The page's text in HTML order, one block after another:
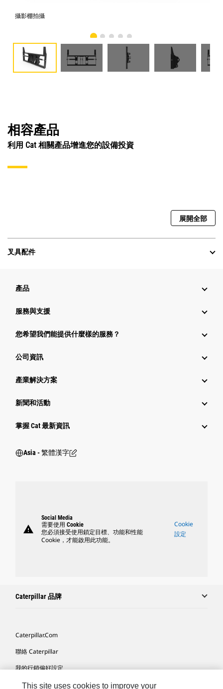
攝影棚拍攝
相容產品
利用 Cat 相關產品增進您的設備投資
展開全部
叉具配件
產品
服務與支援
您希望我們能提供什麼樣的服務？
公司資訊
產業解決方案
新聞和活動
掌握 Cat 最新資訊
Asia - 繁體漢字
warning
Social Media
需要使用 Cookie
您必須接受使用鎖定目標、功能和性能
Cookie，才能啟用此功能。
Cookie
設定
Caterpillar 品牌
Caterpillar.com
聯絡 Caterpillar
我的行銷偏好設定
網站地圖
This site uses cookies to improve your